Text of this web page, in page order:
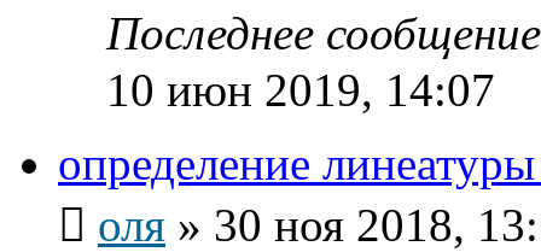
Последнее
10 июн 2019, 14:07
определение линеатуры
оля » 30 ноя 2018,